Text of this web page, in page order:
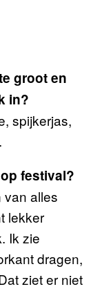
groot en
in?
spijkerjas,
festival?
van alles
lekker
Ik zie
dragen,
ziet er niet